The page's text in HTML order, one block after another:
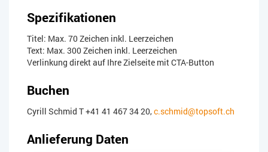
Spezifikationen
Titel: Max. 70 Zeichen inkl. Leerzeichen
Text: Max. 300 Zeichen inkl. Leerzeichen
Verlinkung direkt auf Ihre Zielseite mit CTA-Button
Buchen
Cyrill Schmid T +41 41 467 34 20,c.schmid@topsoft.ch
Anlieferung Daten